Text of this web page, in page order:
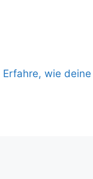
Erfahre, wie deine